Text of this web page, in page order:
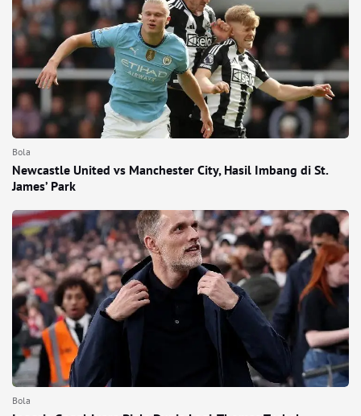
Bola
Newcastle United vs Manchester City, Hasil Imbang di St.
James’ Park
Bola